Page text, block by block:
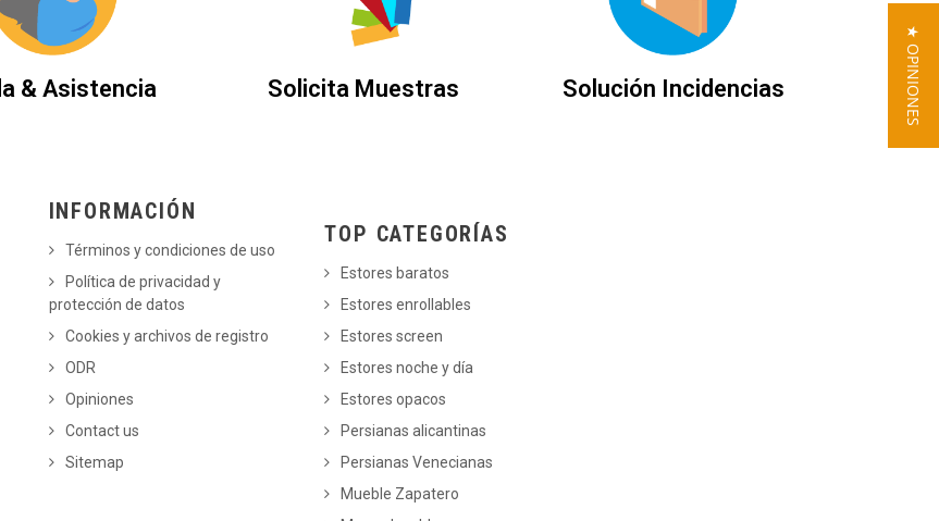
& Asistencia Solicita Muestras Solución Incidencias
INFORMACIÓN
Términos y condiciones de uso
Política de privacidad y
protección de datos
Cookies y archivos de registro
ODR
Opiniones
Contact us
Sitemap
TOP CATEGORÍAS
Estores baratos
Estores enrollables
Estores screen
Estores noche y día
Estores opacos
Persianas alicantinas
Persianas Venecianas
Mueble Zapatero
★ OPINIONES